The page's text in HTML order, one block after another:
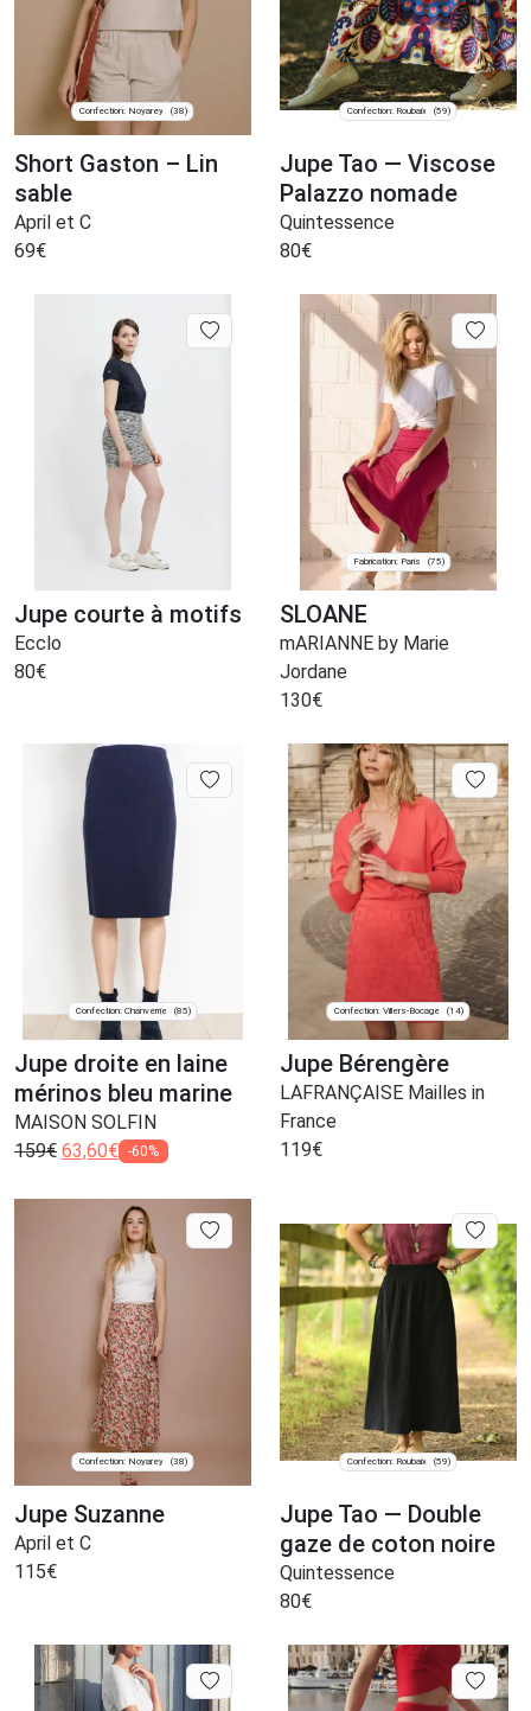
Confection: Noyarey (38)
Short Gaston – Lin
sable
April et C
69€
Confection: Roubaix (59)
Jupe Tao — Viscose
Palazzo nomade
Quintessence
80€
Jupe courte à motifs
Ecclo
80€
Fabrication: Paris (75)
SLOANE
mARIANNE by Marie
Jordane
130€
Confection: Chanverrie (85)
Jupe droite en laine
mérinos bleu marine
MAISON SOLFIN
159€ 63,60€ -60%
Confection: Villers-Bocage (14)
Jupe Bérengère
LAFRANÇAISE Mailles in
France
119€
Confection: Noyarey (38)
Jupe Suzanne
April et C
115€
Confection: Roubaix (59)
Jupe Tao — Double
gaze de coton noire
Quintessence
80€